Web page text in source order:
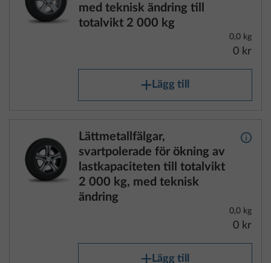
med teknisk ändring till
totalvikt 2 000 kg
0,0 kg
0 kr
Lägg till
Lättmetallfälgar,
svartpolerade för ökning av
lastkapaciteten till totalvikt
2 000 kg, med teknisk
ändring
Mer
0,0 kg
0 kr
Lägg till